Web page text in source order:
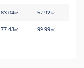
83.04㎡ 57.92㎡
77.43㎡ 99.99㎡